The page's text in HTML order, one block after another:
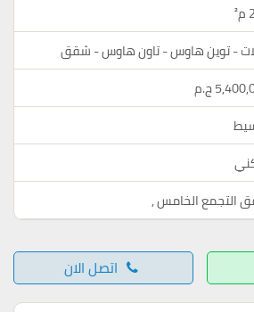
- توين هاوس - تاون هاوس - شقق
ج.م
التجمع الخامس,
اتصل الان